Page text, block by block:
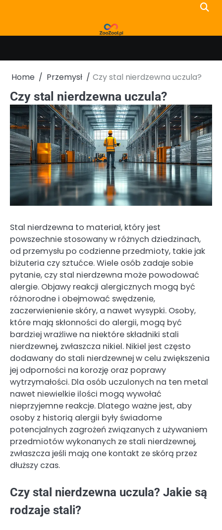
Home Przemysł Czy stal nierdzewna uczula?
Czy stal nierdzewna uczula?
Stal nierdzewna to materiał, który jest
powszechnie stosowany w różnych dziedzinach,
od przemysłu po codzienne przedmioty, takie jak
biżuteria czy sztućce. Wiele osób zadaje sobie
pytanie, czy stal nierdzewna może powodować
alergie. Objawy reakcji alergicznych mogą być
różnorodne i obejmować swędzenie,
zaczerwienienie skóry, a nawet wysypki. Osoby,
które mają skłonności do alergii, mogą być
bardziej wrażliwe na niektóre składniki stali
nierdzewnej, zwłaszcza nikiel. Nikiel jest często
dodawany do stali nierdzewnej w celu zwiększenia
jej odporności na korozję oraz poprawy
wytrzymałości. Dla osób uczulonych na ten metal
nawet niewielkie ilości mogą wywołać
nieprzyjemne reakcje. Dlatego ważne jest, aby
osoby z historią alergii były świadome
potencjalnych zagrożeń związanych z używaniem
przedmiotów wykonanych ze stali nierdzewnej,
zwłaszcza jeśli mają one kontakt ze skórą przez
dłuższy czas.
Czy stal nierdzewna uczula? Jakie są
rodzaje stali?